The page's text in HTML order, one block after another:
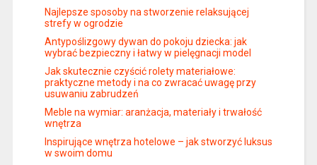
Najlepsze sposoby na stworzenie relaksującej
strefy w ogrodzie
Antypoślizgowy dywan do pokoju dziecka: jak
wybrać bezpieczny i łatwy w pielęgnacji model
Jak skutecznie czyścić rolety materiałowe:
praktyczne metody i na co zwracać uwagę przy
usuwaniu zabrudzeń
Meble na wymiar: aranżacja, materiały i trwałość
wnętrza
Inspirujące wnętrza hotelowe – jak stworzyć luksus
w swoim domu